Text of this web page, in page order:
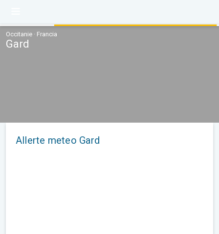
Occitanie · Francia
Gard
Allerte meteo Gard